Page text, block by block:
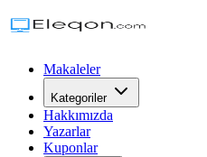
Makaleler
Kategoriler
Hakkımızda
Yazarlar
Kuponlar